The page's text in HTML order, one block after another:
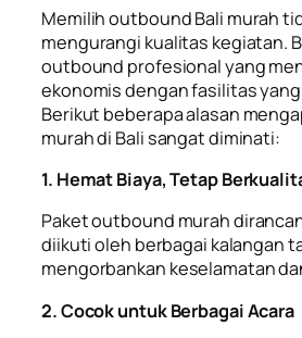
Memilih outbound Bali murah
mengurangi kualitas kegiatan.
outbound profesional yang
ekonomis dengan fasilitas
Berikut beberapa alasan
murah di Bali sangat diminati:
1. Hemat Biaya, Tetap
Paket outbound murah
diikuti oleh berbagai kalangan
mengorbankan keselamatan
2. Cocok untuk Berbagai Acara